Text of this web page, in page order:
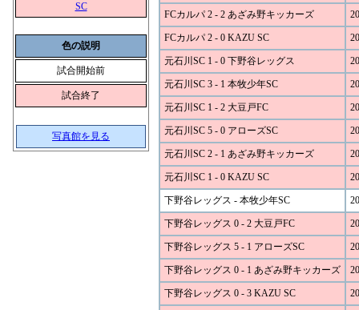
SC
色の説明
試合開始前
試合終了
写真館を見る
FCカルパ 2 - 2 あざみ野キッカーズ
FCカルパ 2 - 0 KAZU SC
元石川SC 1 - 0 下野谷レッグス
元石川SC 3 - 1 本牧少年SC
元石川SC 1 - 2 大豆戸FC
元石川SC 5 - 0 アローズSC
元石川SC 2 - 1 あざみ野キッカーズ
元石川SC 1 - 0 KAZU SC
下野谷レッグス - 本牧少年SC
下野谷レッグス 0 - 2 大豆戸FC
下野谷レッグス 5 - 1 アローズSC
下野谷レッグス 0 - 1 あざみ野キッカーズ
下野谷レッグス 0 - 3 KAZU SC